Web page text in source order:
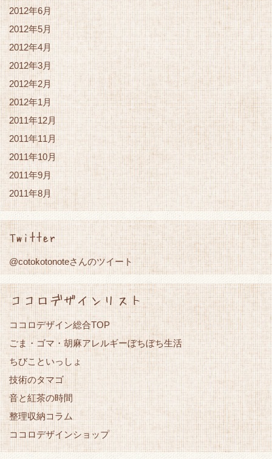
2012年6月
2012年5月
2012年4月
2012年3月
2012年2月
2012年1月
2011年12月
2011年11月
2011年10月
2011年9月
2011年8月
Twitter
@cotokotonoteさんのツイート
ココロデザインリスト
ココロデザイン総合TOP
ごま・ゴマ・胡麻アレルギーぼちぼち生活
ちびこといっしょ
技術のタマゴ
音と紅茶の時間
整理収納コラム
ココロデザインショップ